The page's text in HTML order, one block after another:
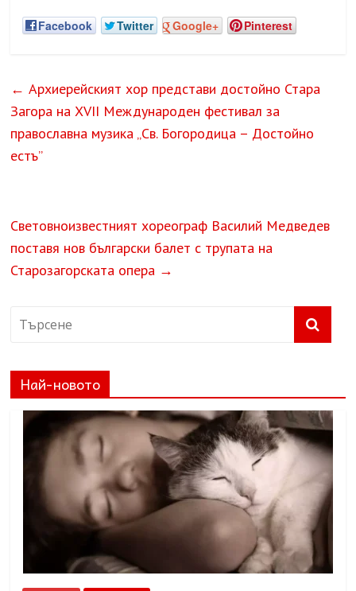
Facebook Twitter Google+ Pinterest
← Архиерейският хор представи достойно Стара
Загора на XVII Международен фестивал за
православна музика „Св. Богородица – Достойно
естъ”
Световноизвестният хореограф Василий Медведев
поставя нов български балет с трупата на
Старозагорската опера →
Най-новото